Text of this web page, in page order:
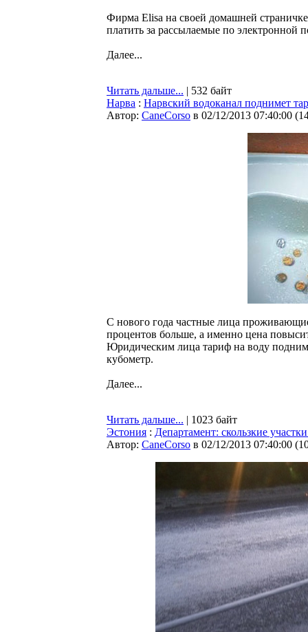
Фирма Elisa на своей домашней
платить за рассылаемые по электронной
Далее...
Читать дальше... | 532 байт
Нарва : Нарвский водоканал поднимет
Автор: CaneCorso в 02/12/2013 07:40:00 (
С нового года частные лица
процентов больше, а именно цена
Юридическим лица тариф на воду
кубометр.
Далее...
Читать дальше... | 1023 байт
Эстония : Департамент: скользкие
Автор: CaneCorso в 02/12/2013 07:40:00 (